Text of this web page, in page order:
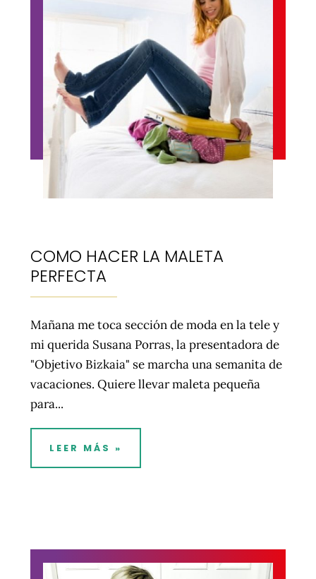
COMO HACER LA MALETA
PERFECTA
Mañana me toca sección de moda en la tele y
mi querida Susana Porras, la presentadora de
"Objetivo Bizkaia" se marcha una semanita de
vacaciones. Quiere llevar maleta pequeña
para...
LEER MÁS »